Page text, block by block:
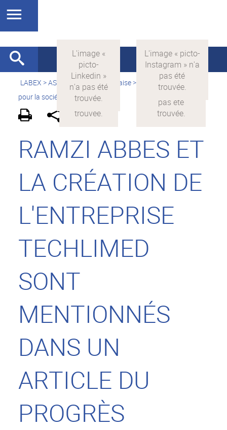
LABEX >ASLAN > Version française>
La science avec et
pour la société
On parle de nous
RAMZI ABBES ET
LA CRÉATION DE
L'ENTREPRISE
TECHLIMED
SONT
MENTIONNÉS
DANS UN
ARTICLE DU
PROGRÈS